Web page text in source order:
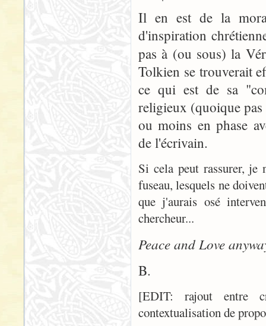
Il en est de la
d'inspiration
pas à (ou sous) la
Tolkien se trouverait
ce qui est de sa
religieux (quoique
ou moins en phase
de l'écrivain.
Si cela peut rassurer, je
fuseau, lesquels ne
que j'aurais osé
chercheur...
Peace and Love
B.
[EDIT: rajout entre
contextualisation de